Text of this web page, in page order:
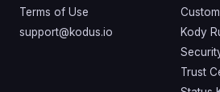
Terms of Use
support@kodus.io
Kody
Trust